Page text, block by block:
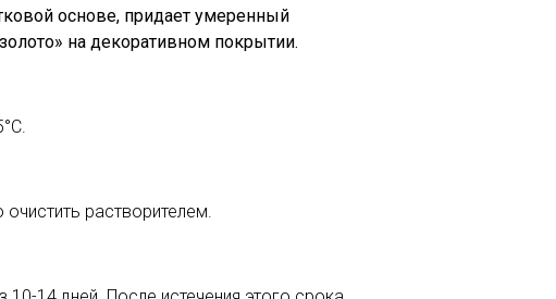
основе, придает умеренный
на декоративном покрытии.
растворителем.